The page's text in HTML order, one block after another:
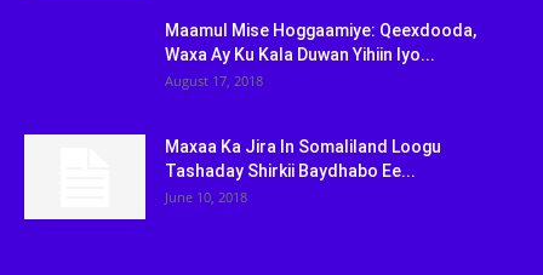
Maamul Mise Hoggaamiye: Qeexdooda,
Waxa Ay Ku Kala Duwan Yihiin Iyo...
August 17, 2018
Maxaa Ka Jira In Somaliland Loogu
Tashaday Shirkii Baydhabo Ee...
June 10, 2018